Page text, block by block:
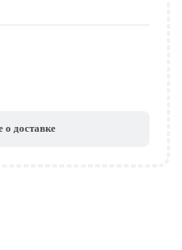
о доставке